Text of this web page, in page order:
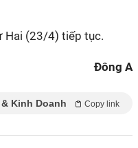
Hai (23/4) tiếp tục.
Đông A
Kinh Doanh Copy link